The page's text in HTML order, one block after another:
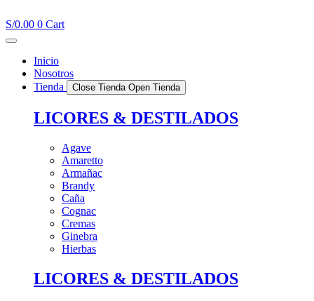
al
contenido
S/0.00 0 Cart
Inicio
Nosotros
Tienda
Close Tienda Open Tienda
LICORES & DESTILADOS
Agave
Amaretto
Armañac
Brandy
Caña
Cognac
Cremas
Ginebra
Hierbas
LICORES & DESTILADOS